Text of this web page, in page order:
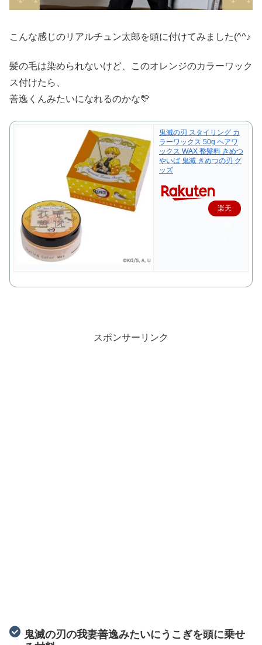
こんな感じのリアルチュン太郎を頭に付けてみました(^^♪
髪の毛は染められないけど、このオレンジのカラーワック
ス付けたら、
善逸くんみたいになれるのかな💛
鬼滅の刃 スタイリング カ
ラーワックス 50g ヘアワ
ックス WAX 整髪料 きめつ
やいば 鬼滅 きめつの刃 グ
ッズ
楽天
スポンサーリンク
鬼滅の刃の我妻善逸みたいにうこぎを頭に乗せ